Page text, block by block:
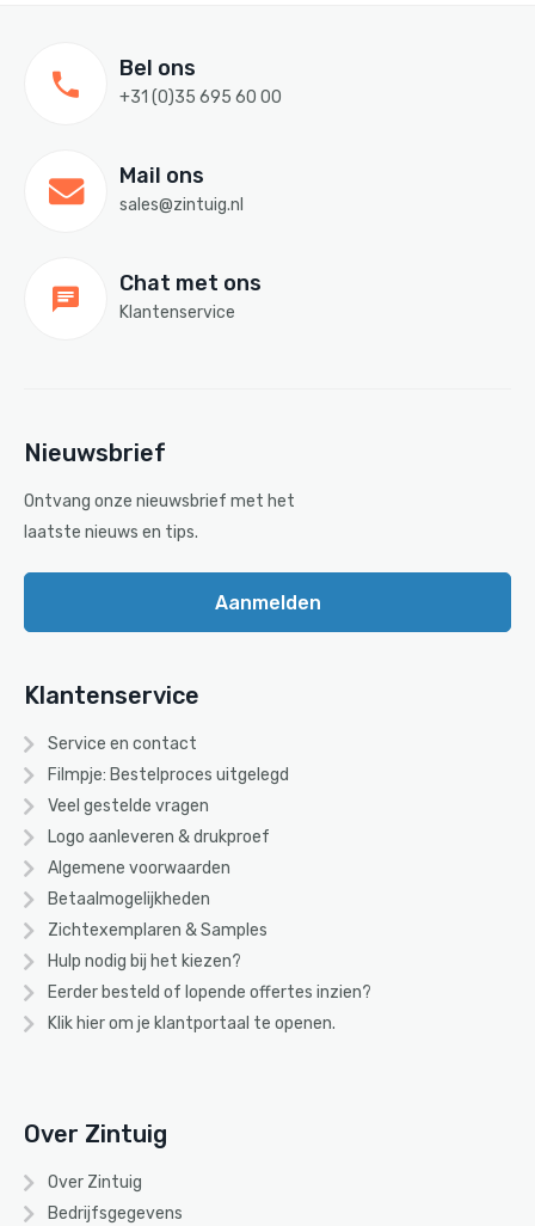
Bel ons
+31 (0)35 695 60 00
Mail ons
sales@zintuig.nl
Chat met ons
Klantenservice
Nieuwsbrief
Ontvang onze nieuwsbrief met het
laatste nieuws en tips.
Aanmelden
Klantenservice
Service en contact
Filmpje: Bestelproces uitgelegd
Veel gestelde vragen
Logo aanleveren & drukproef
Algemene voorwaarden
Betaalmogelijkheden
Zichtexemplaren & Samples
Hulp nodig bij het kiezen?
Eerder besteld of lopende offertes inzien?
Klik hier om je klantportaal te openen.
Over Zintuig
Over Zintuig
Bedrijfsgegevens